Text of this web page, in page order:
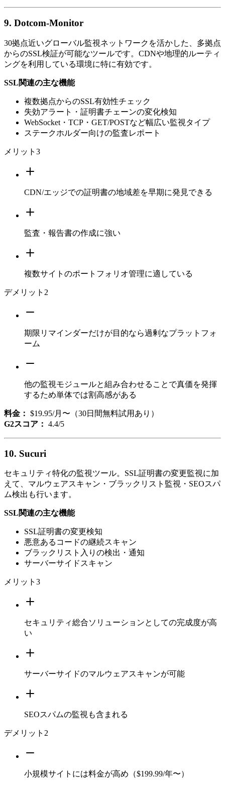
9. Dotcom-Monitor
30拠点近いグローバル監視ネットワークを活かした、多拠点
からのSSL検証が可能なツールです。CDNや地理的ルーティ
ングを利用している環境に特に有効です。
SSL関連の主な機能
複数拠点からのSSL有効性チェック
失効アラート・証明書チェーンの変化検知
WebSocket・TCP・GET/POSTなど幅広い監視タイプ
ステークホルダー向けの監査レポート
メリット 3
CDN/エッジでの証明書の地域差を早期に発見できる
監査・報告書の作成に強い
複数サイトのポートフォリオ管理に適している
デメリット 2
期限リマインダーだけが目的なら過剰なプラットフォ
ーム
他の監視モジュールと組み合わせることで真価を発揮
するため単体では割高感がある
料金： $19.95/月〜（30日間無料試用あり）
G2スコア： 4.4/5
10. Sucuri
セキュリティ特化の監視ツール。SSL証明書の変更監視に加
えて、マルウェアスキャン・ブラックリスト監視・SEOスパ
ム検出も行います。
SSL関連の主な機能
SSL証明書の変更検知
悪意あるコードの継続スキャン
ブラックリスト入りの検出・通知
サーバーサイドスキャン
メリット 3
セキュリティ総合ソリューションとしての完成度が高
い
サーバーサイドのマルウェアスキャンが可能
SEOスパムの監視も含まれる
デメリット 2
小規模サイトには料金が高め（$199.99/年〜）